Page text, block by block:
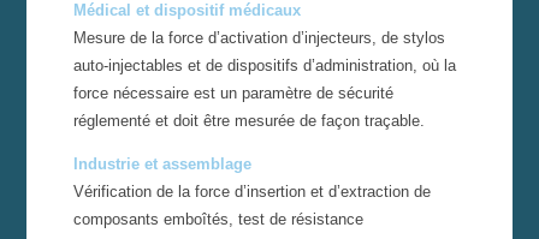
Médical et dispositif médicaux
Mesure de la force d’activation d’injecteurs, de stylos
auto-injectables et de dispositifs d’administration, où la
force nécessaire est un paramètre de sécurité
réglementé et doit être mesurée de façon traçable.
Industrie et assemblage
Vérification de la force d’insertion et d’extraction de
composants emboîtés, test de résistance